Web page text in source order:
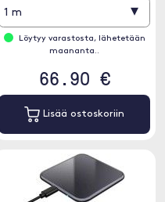
1 m ▾
Löytyy varastosta, lähetetään
maananta..
66.90 €
Lisää ostoskoriin